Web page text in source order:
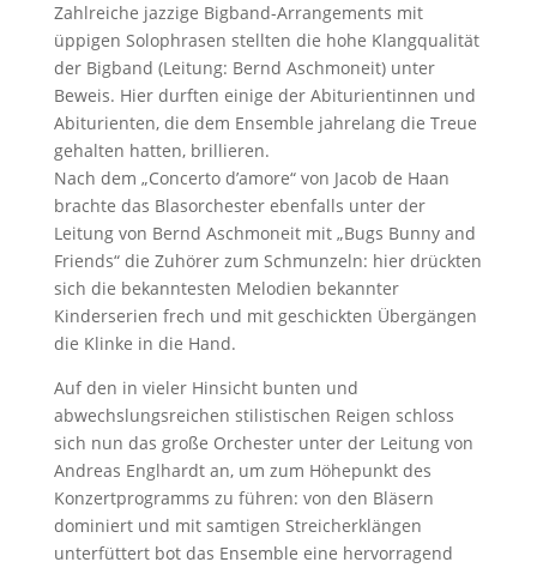
Zahlreiche jazzige Bigband-Arrangements mit
üppigen Solophrasen stellten die hohe Klangqualität
der Bigband (Leitung: Bernd Aschmoneit) unter
Beweis. Hier durften einige der Abiturientinnen und
Abiturienten, die dem Ensemble jahrelang die Treue
gehalten hatten, brillieren.
Nach dem „Concerto d’amore“ von Jacob de Haan
brachte das Blasorchester ebenfalls unter der
Leitung von Bernd Aschmoneit mit „Bugs Bunny and
Friends“ die Zuhörer zum Schmunzeln: hier drückten
sich die bekanntesten Melodien bekannter
Kinderserien frech und mit geschickten Übergängen
die Klinke in die Hand.
Auf den in vieler Hinsicht bunten und
abwechslungsreichen stilistischen Reigen schloss
sich nun das große Orchester unter der Leitung von
Andreas Englhardt an, um zum Höhepunkt des
Konzertprogramms zu führen: von den Bläsern
dominiert und mit samtigen Streicherklängen
unterfüttert bot das Ensemble eine hervorragend